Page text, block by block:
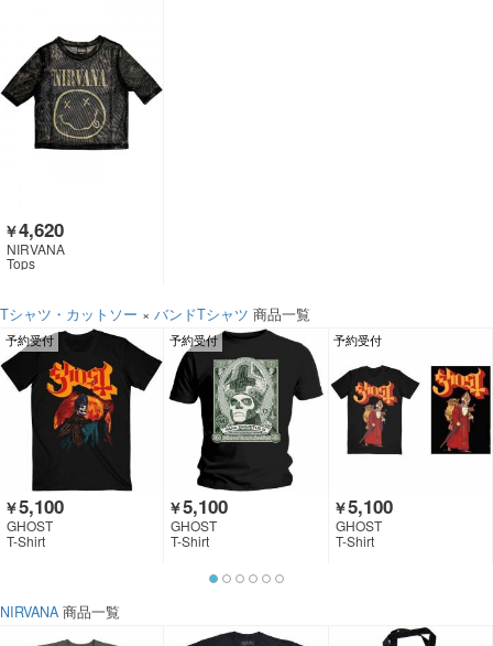
￥4,620
NIRVANA
Tops
Tシャツ・カットソー × バンドTシャツ 商品一覧
予約受付
￥5,100
GHOST
T-Shirt
予約受付
￥5,100
GHOST
T-Shirt
予約受付
￥5,100
GHOST
T-Shirt
NIRVANA 商品一覧